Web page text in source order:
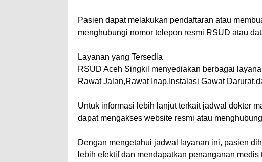
Pasien dapat melakukan pendaftaran atau
menghubungi nomor telepon resmi RSUD atau
Layanan yang Tersedia
RSUD Aceh Singkil menyediakan berbagai
Rawat Jalan,Rawat Inap,Instalasi Gawat
Untuk informasi lebih lanjut terkait jadwal dokter
dapat mengakses website resmi atau
Dengan mengetahui jadwal layanan ini, pasien
lebih efektif dan mendapatkan penanganan medis